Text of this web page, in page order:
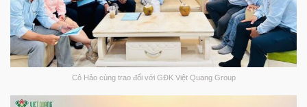
Cô Hảo cùng trao đổi với GĐK Việt Quang Group